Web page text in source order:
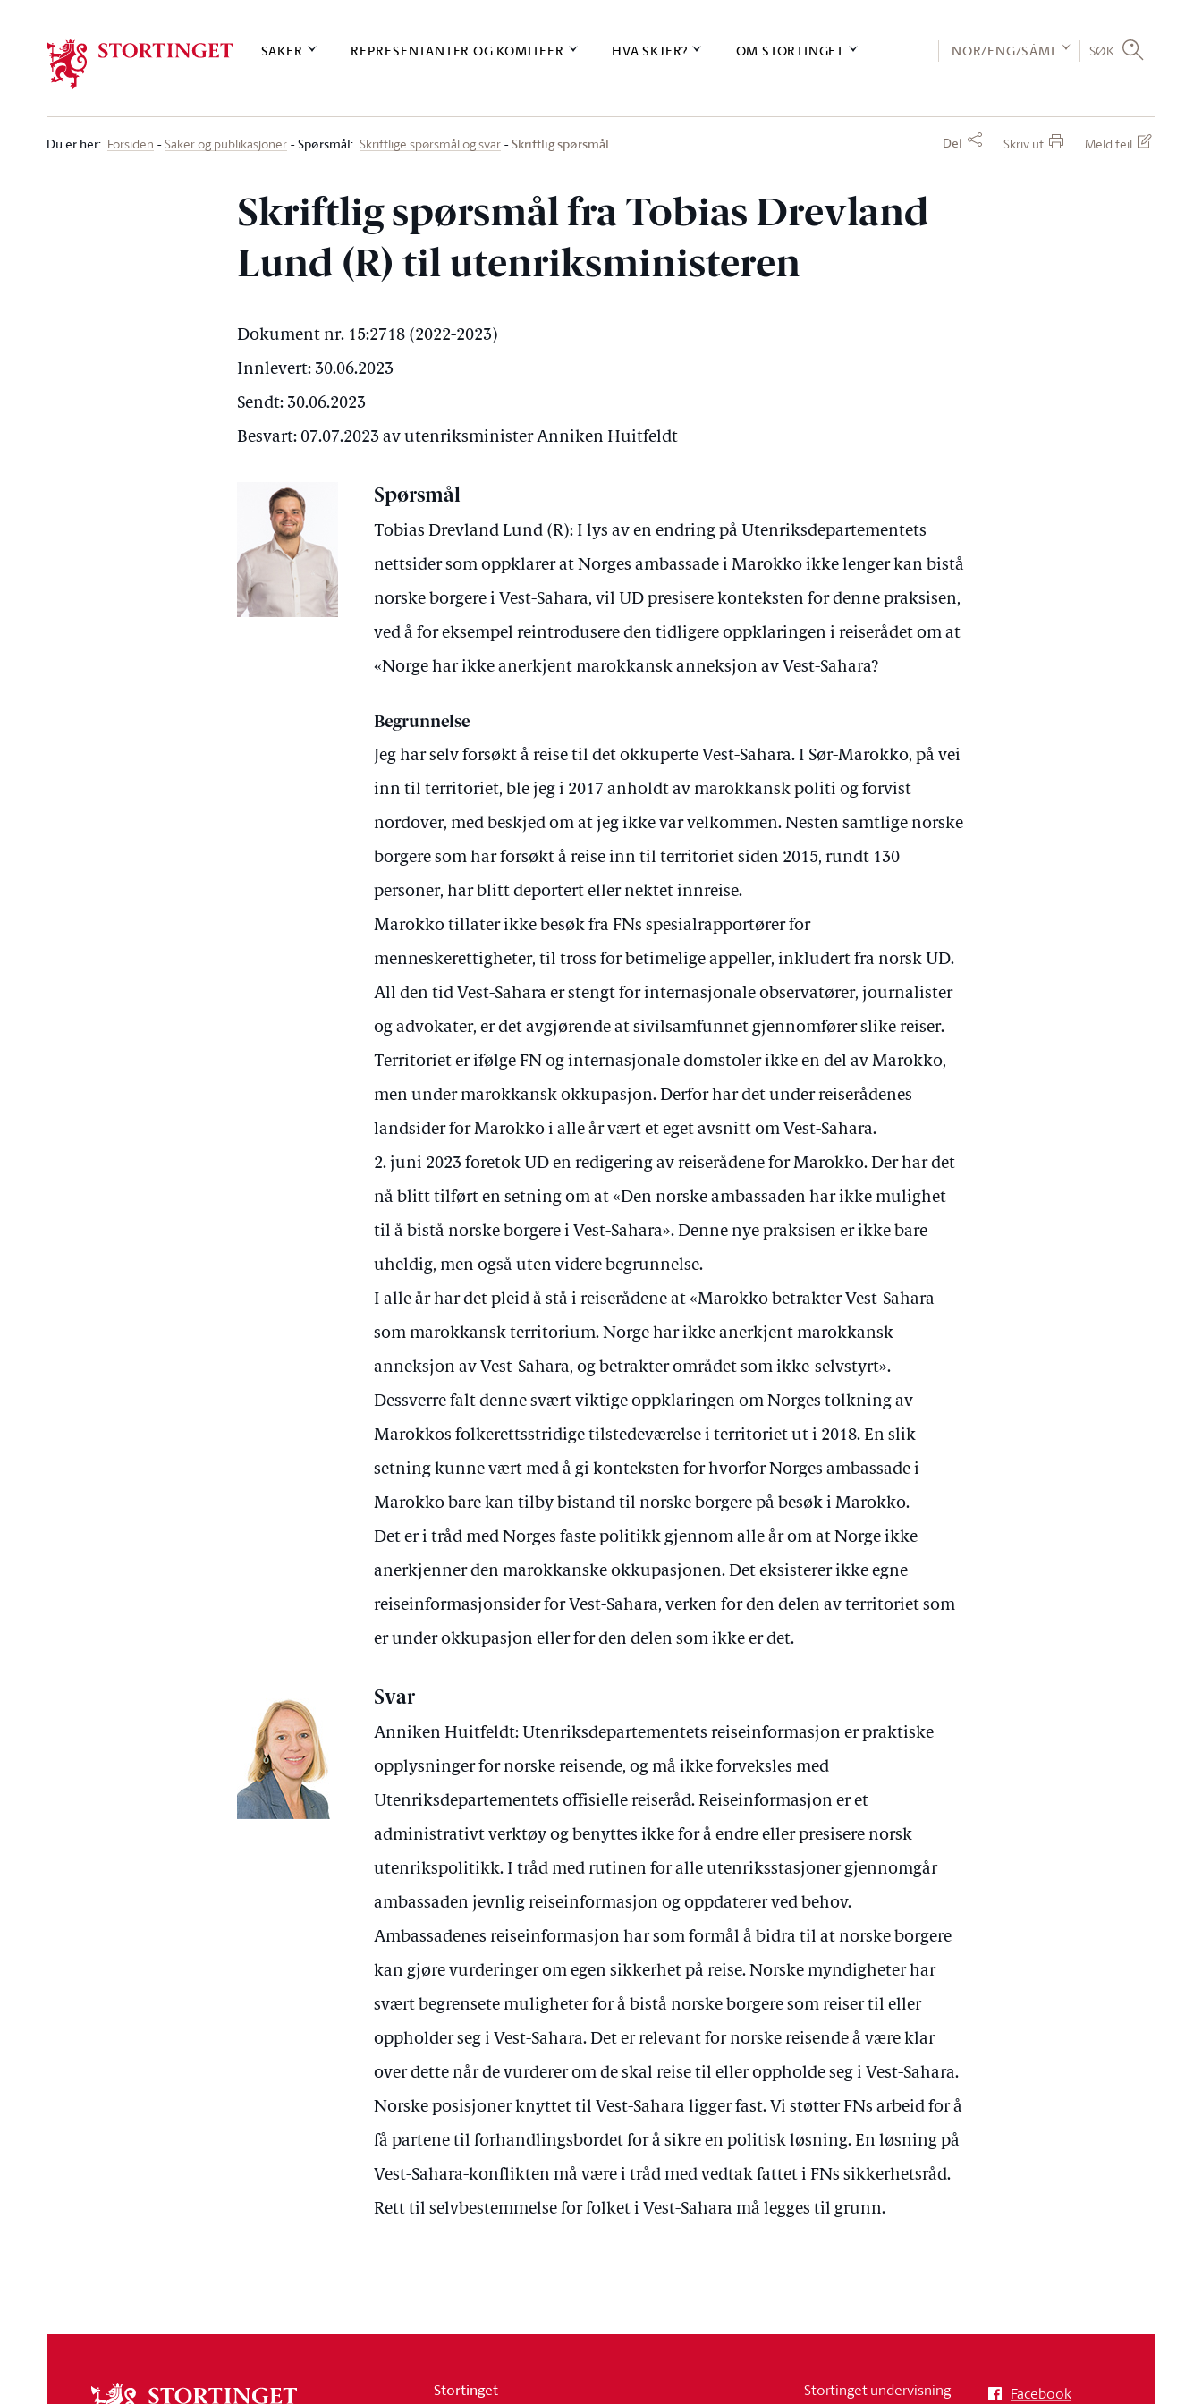
SAKER REPRESENTANTER OG KOMITEER HVA SKJER? OM STORTINGET NOR/ENG/SÁMI SØK
Du er her: Forsiden Saker og publikasjoner Spørsmål: Skriftlige spørsmål og svar Skriftlig spørsmål Del Skriv ut Meld feil
Skriftlig spørsmål fra Tobias Drevland
Lund (R) til utenriksministeren
Dokument nr. 15:2718 (2022-2023)
Innlevert: 30.06.2023
Sendt: 30.06.2023
Besvart: 07.07.2023 av utenriksminister Anniken Huitfeldt
Spørsmål
Tobias Drevland Lund (R): I lys av en endring på Utenriksdepartementets
nettsider som oppklarer at Norges ambassade i Marokko ikke lenger kan bistå
norske borgere i Vest-Sahara, vil UD presisere konteksten for denne praksisen,
ved å for eksempel reintrodusere den tidligere oppklaringen i reiserådet om at
«Norge har ikke anerkjent marokkansk anneksjon av Vest-Sahara?
Begrunnelse
Jeg har selv forsøkt å reise til det okkuperte Vest-Sahara. I Sør-Marokko, på vei
inn til territoriet, ble jeg i 2017 anholdt av marokkansk politi og forvist
nordover, med beskjed om at jeg ikke var velkommen. Nesten samtlige norske
borgere som har forsøkt å reise inn til territoriet siden 2015, rundt 130
personer, har blitt deportert eller nektet innreise.
Marokko tillater ikke besøk fra FNs spesialrapportører for
menneskerettigheter, til tross for betimelige appeller, inkludert fra norsk UD.
All den tid Vest-Sahara er stengt for internasjonale observatører, journalister
og advokater, er det avgjørende at sivilsamfunnet gjennomfører slike reiser.
Territoriet er ifølge FN og internasjonale domstoler ikke en del av Marokko,
men under marokkansk okkupasjon. Derfor har det under reiserådenes
landsider for Marokko i alle år vært et eget avsnitt om Vest-Sahara.
2. juni 2023 foretok UD en redigering av reiserådene for Marokko. Der har det
nå blitt tilført en setning om at «Den norske ambassaden har ikke mulighet
til å bistå norske borgere i Vest-Sahara». Denne nye praksisen er ikke bare
uheldig, men også uten videre begrunnelse.
I alle år har det pleid å stå i reiserådene at «Marokko betrakter Vest-Sahara
som marokkansk territorium. Norge har ikke anerkjent marokkansk
anneksjon av Vest-Sahara, og betrakter området som ikke-selvstyrt».
Dessverre falt denne svært viktige oppklaringen om Norges tolkning av
Marokkos folkerettsstridige tilstedeværelse i territoriet ut i 2018. En slik
setning kunne vært med å gi konteksten for hvorfor Norges ambassade i
Marokko bare kan tilby bistand til norske borgere på besøk i Marokko.
Det er i tråd med Norges faste politikk gjennom alle år om at Norge ikke
anerkjenner den marokkanske okkupasjonen. Det eksisterer ikke egne
reiseinformasjonsider for Vest-Sahara, verken for den delen av territoriet som
er under okkupasjon eller for den delen som ikke er det.
Svar
Anniken Huitfeldt: Utenriksdepartementets reiseinformasjon er praktiske
opplysninger for norske reisende, og må ikke forveksles med
Utenriksdepartementets offisielle reiseråd. Reiseinformasjon er et
administrativt verktøy og benyttes ikke for å endre eller presisere norsk
utenrikspolitikk. I tråd med rutinen for alle utenriksstasjoner gjennomgår
ambassaden jevnlig reiseinformasjon og oppdaterer ved behov.
Ambassadenes reiseinformasjon har som formål å bidra til at norske borgere
kan gjøre vurderinger om egen sikkerhet på reise. Norske myndigheter har
svært begrensete muligheter for å bistå norske borgere som reiser til eller
oppholder seg i Vest-Sahara. Det er relevant for norske reisende å være klar
over dette når de vurderer om de skal reise til eller oppholde seg i Vest-Sahara.
Norske posisjoner knyttet til Vest-Sahara ligger fast. Vi støtter FNs arbeid for å
få partene til forhandlingsbordet for å sikre en politisk løsning. En løsning på
Vest-Sahara-konflikten må være i tråd med vedtak fattet i FNs sikkerhetsråd.
Rett til selvbestemmelse for folket i Vest-Sahara må legges til grunn.
Stortinget
Stortinget undervisning
Facebook